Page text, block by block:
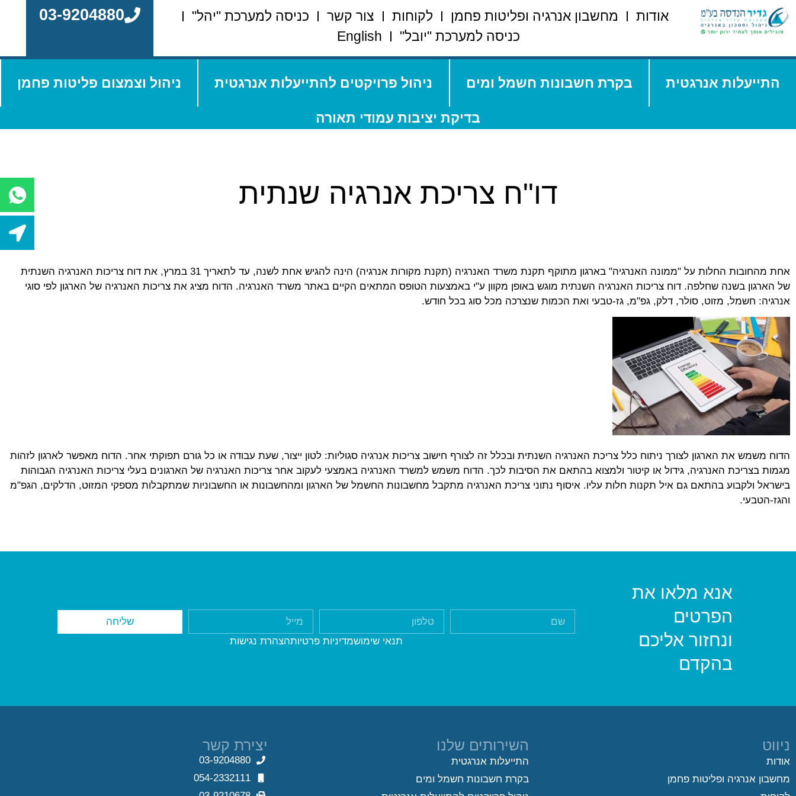
אודות מחשבון אנרגיה ופליטות פחמן לקוחות צור קשר
כניסה למערכת "יהל"
כניסה למערכת "יובל"
English
03-9204880
התייעלות אנרגטית בקרת חשבונות חשמל ומים ניהול פרויקטים להתייעלות אנרגטית ניהול וצמצום פליטות פחמן
בדיקת יציבות עמודי תאורה
דו"ח צריכת אנרגיה שנתית
אחת מהחובות החלות על "ממונה האנרגיה" בארגון מתוקף תקנת משרד האנרגיה (תקנת מקורות אנרגיה) הינה להגיש אחת לשנה, עד לתאריך 31 במרץ, את דוח צריכות האנרגיה השנתית
של הארגון בשנה שחלפה. דוח צריכות האנרגיה השנתית מוגש באופן מקוון ע"י באמצעות הטופס המתאים הקיים באתר משרד האנרגיה. הדוח מציג את צריכות האנרגיה של הארגון לפי סוגי
אנרגיה: חשמל, מזוט, סולר, דלק, גפ"מ, גז-טבעי ואת הכמות שנצרכה מכל סוג בכל חודש.
הדוח משמש את הארגון לצורך ניתוח כלל צריכת האנרגיה השנתית ובכלל זה לצורף חישוב צריכות אנרגיה סגוליות: לטון ייצור, שעת עבודה או כל גורם תפוקתי אחר. הדוח מאפשר לארגון לזהות
מגמות בצריכת האנרגיה, גידול או קיטור ולמצוא בהתאם את הסיבות לכך. הדוח משמש למשרד האנרגיה באמצעי לעקוב אחר צריכות האנרגיה של הארגונים בעלי צריכות האנרגיה הגבוהות
בישראל ולקבוע בהתאם גם איל תקנות חלות עליו. איסוף נתוני צריכת האנרגיה מתקבל מחשבונות החשמל של הארגון ומהחשבונות או החשבוניות שמתקבלות מספקי המזוט, הדלקים, הגפ"מ
והגז-הטבעי.
אנא מלאו את
הפרטים
ונחזור אליכם
בהקדם
שליחה
תנאי שימושמדיניות פרטיותהצהרת נגישות
ניווט
אודות
מחשבון אנרגיה ופליטות פחמן
השירותים שלנו
התייעלות אנרגטית
בקרת חשבונות חשמל ומים
יצירת קשר
03-9204880
054-2332111